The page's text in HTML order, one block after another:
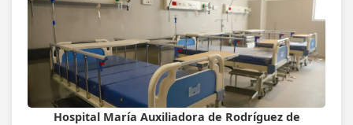
Hospital María Auxiliadora de Rodríguez de